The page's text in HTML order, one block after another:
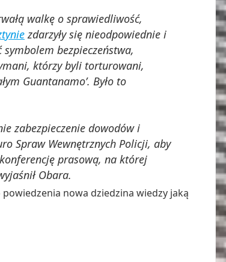
walkę o sprawiedliwość,
zdarzyły się nieodpowiednie i
bezpieczeństwa,
którzy byli torturowani,
Guantanamo’. Było to
zabezpieczenie dowodów i
Spraw Wewnętrznych Policji, aby
prasową, na której
Obara.
nowa dziedzina wiedzy jaką